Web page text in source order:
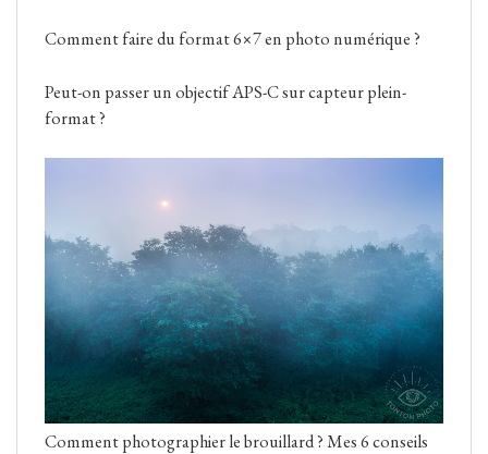
Comment faire du format 6×7 en photo numérique ?
Peut-on passer un objectif APS-C sur capteur plein-
format ?
Comment photographier le brouillard ? Mes 6 conseils